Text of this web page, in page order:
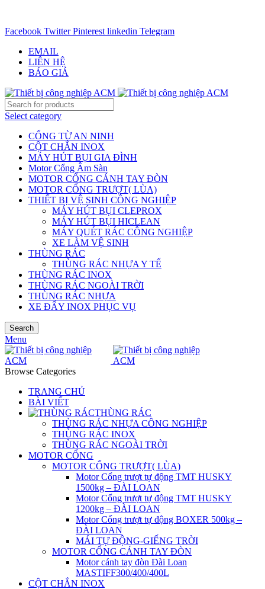
Facebook Twitter Pinterest linkedin Telegram
EMAIL
LIÊN HỆ
BÁO GIÁ
Select category
CỔNG TỪ AN NINH
CỘT CHẮN INOX
MÁY HÚT BỤI GIA ĐÌNH
Motor Cổng Âm Sàn
MOTOR CỔNG CÁNH TAY ĐÒN
MOTOR CỔNG TRƯỢT( LÙA)
THIẾT BỊ VỆ SINH CÔNG NGHIỆP
MÁY HÚT BỤI CLEPROX
MÁY HÚT BỤI HICLEAN
MÁY QUÉT RÁC CÔNG NGHIỆP
XE LÀM VỆ SINH
THÙNG RÁC
THÙNG RÁC NHỰA Y TẾ
THÙNG RÁC INOX
THÙNG RÁC NGOÀI TRỜI
THÙNG RÁC NHỰA
XE ĐẨY INOX PHỤC VỤ
Search
Menu
Browse Categories
TRANG CHỦ
BÀI VIẾT
THÙNG RÁC
THÙNG RÁC NHỰA CÔNG NGHIỆP
THÙNG RÁC INOX
THÙNG RÁC NGOÀI TRỜI
MOTOR CỔNG
MOTOR CỔNG TRƯỢT( LÙA)
Motor Cổng trượt tự động TMT HUSKY
1500kg – ĐÀI LOAN
Motor Cổng trượt tự động TMT HUSKY
1200kg – ĐÀI LOAN
Motor Cổng trượt tự động BOXER 500kg –
ĐÀI LOAN
MÁI TỰ ĐỘNG-GIẾNG TRỜI
MOTOR CỔNG CÁNH TAY ĐÒN
Motor cánh tay đòn Đài Loan
MASTIFF300/400/400L
CỘT CHẮN INOX